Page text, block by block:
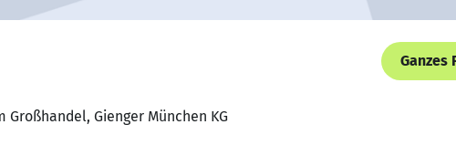
Ganzes
Gienger München KG